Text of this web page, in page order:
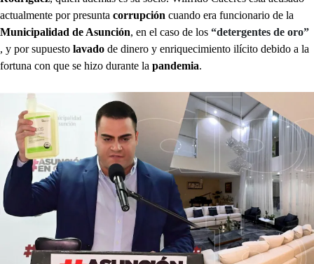
actualmente por presunta corrupción cuando era funcionario de la
Municipalidad de Asunción, en el caso de los “detergentes de oro”
, y por supuesto lavado de dinero y enriquecimiento ilícito debido a la
fortuna con que se hizo durante la pandemia.